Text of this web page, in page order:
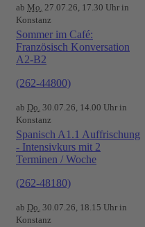
ab Mo. 27.07.26, 17.30 Uhr in
Konstanz
Sommer im Café:
Französisch Konversation
A2-B2
(262-44800)
ab Do. 30.07.26, 14.00 Uhr in
Konstanz
Spanisch A1.1 Auffrischung
- Intensivkurs mit 2
Terminen / Woche
(262-48180)
ab Do. 30.07.26, 18.15 Uhr in
Konstanz